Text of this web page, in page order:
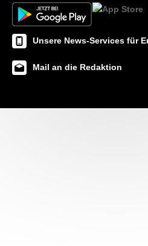
Unsere News-Services für
Mail an die Redaktion